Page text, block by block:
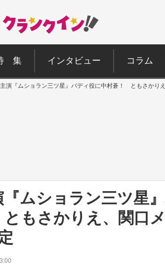
集 インタビュー コラム
演『ムショラン三ツ星』バディ役に中村蒼！ ともさかり
ムショラン三ツ星
もさかりえ、関口